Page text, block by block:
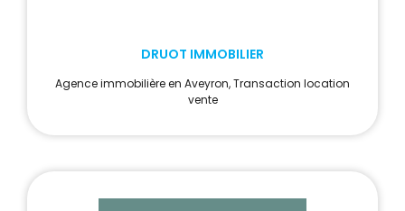
DRUOT IMMOBILIER
Agence immobilière en Aveyron, Transaction location
vente